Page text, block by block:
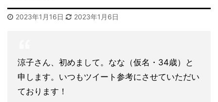
2023年1月16日 2023年1月6日
涼子さん、初めまして。なな（仮名・34歳）と
申します。いつもツイート参考にさせていただい
ております！